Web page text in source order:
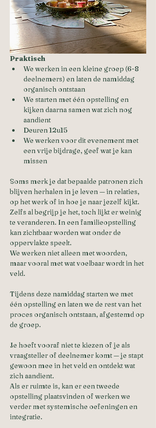
Praktisch
We werken in een kleine groep (6-8
deelnemers) en laten de namiddag
organisch ontstaan
We starten met één opstelling en
kijken daarna samen wat zich nog
aandient
Deuren 12u15
We werken voor dit evenement met
een vrije bijdrage, geef wat je kan
missen
Soms merk je dat bepaalde patronen zich
blijven herhalen in je leven — in relaties,
op het werk of in hoe je naar jezelf kijkt.
Zelfs al begrijp je het, toch lijkt er weinig
te veranderen. In een familieopstelling
kan zichtbaar worden wat onder de
oppervlakte speelt.
We werken niet alleen met woorden,
maar vooral met wat voelbaar wordt in het
veld.
Tijdens deze namiddag starten we met
één opstelling en laten we de rest van het
proces organisch ontstaan, afgestemd op
de groep.
Je hoeft vooraf niet te kiezen of je als
vraagsteller of deelnemer komt — je stapt
gewoon mee in het veld en ontdekt wat
zich aandient.
Als er ruimte is, kan er een tweede
opstelling plaatsvinden of werken we
verder met systemische oefeningen en
integratie.